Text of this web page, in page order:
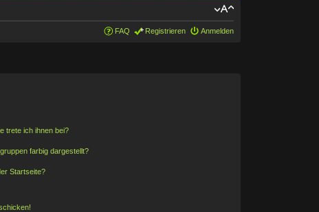
FAQ Registrieren Anmelden
trete ich ihnen bei?
farbig dargestellt?
Startseite?